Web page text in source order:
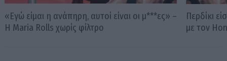
«Εγώ είμαι η ανάπηρη, αυτοί είναι οι μ***ες» –
Η Maria Rolls χωρίς φίλτρο
Περδίκι
με τον